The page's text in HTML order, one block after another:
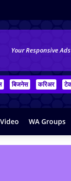
Your Responsive
बिजनेस करिअर
Video WA Groups